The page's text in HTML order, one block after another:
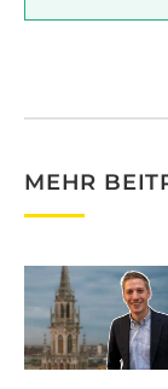
MEHR